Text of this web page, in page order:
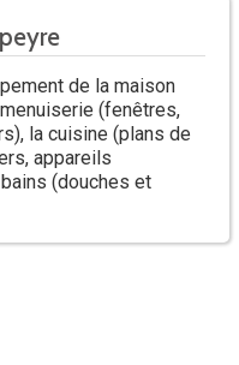
de la maison
(fenêtres,
la cuisine (plans de
appareils
(douches et